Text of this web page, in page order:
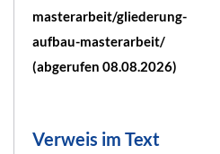
masterarbeit/gliederung-
aufbau-masterarbeit/
(abgerufen 08.08.2026)
Verweis im Text